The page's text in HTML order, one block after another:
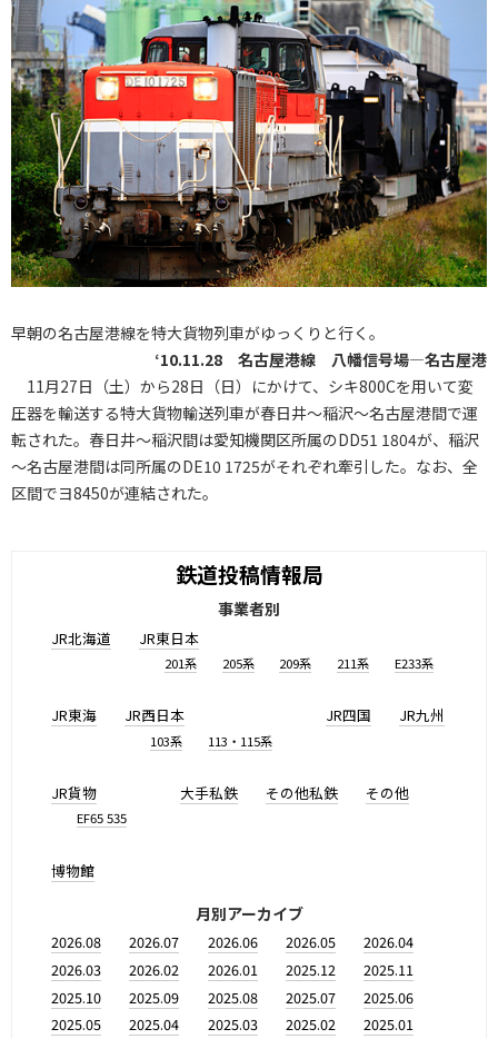
早朝の名古屋港線を特大貨物列車がゆっくりと行く。
‘10.11.28 名古屋港線 八幡信号場―名古屋港
11月27日（土）から28日（日）にかけて、シキ800Cを用いて変
圧器を輸送する特大貨物輸送列車が春日井～稲沢～名古屋港間で運
転された。春日井～稲沢間は愛知機関区所属のDD51 1804が、稲沢
～名古屋港間は同所属のDE10 1725がそれぞれ牽引した。なお、全
区間でヨ8450が連結された。
鉄道投稿情報局
事業者別
JR北海道 JR東日本
201系 205系 209系 211系 E233系
JR東海 JR西日本
103系 113・115系
JR四国 JR九州
JR貨物
EF65 535
大手私鉄 その他私鉄 その他
博物館
月別アーカイブ
2026.08 2026.07 2026.06 2026.05
2026.04
2026.03
2026.02 2026.01 2025.12
2025.11
2025.10
2025.09 2025.08 2025.07
2025.06
2025.05
2025.04 2025.03 2025.02 2025.01